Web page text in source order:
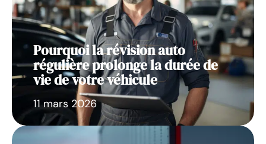
Pourquoi la révision auto
régulière prolonge la durée de
vie de votre véhicule
11 mars 2026